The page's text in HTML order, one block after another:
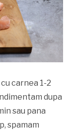
carnea 1-2
dupa
sau pana
spamam